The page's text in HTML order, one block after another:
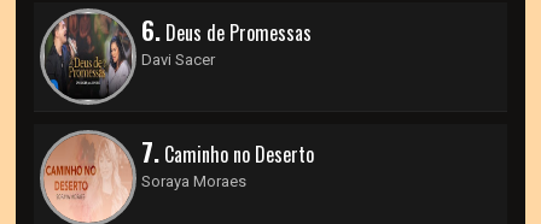
6. Deus de Promessas
Davi Sacer
7. Caminho no Deserto
Soraya Moraes